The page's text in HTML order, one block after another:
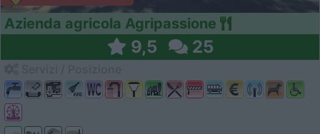
Azienda agricola Agripassione
9,5 25